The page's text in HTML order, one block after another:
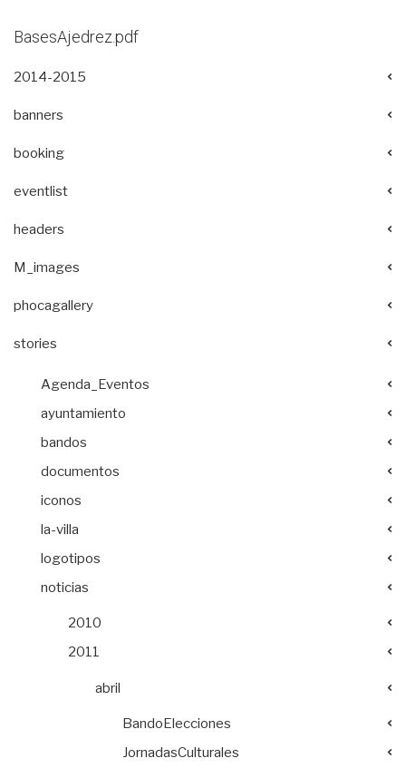
BasesAjedrez.pdf
2014-2015
banners
booking
eventlist
headers
M_images
phocagallery
stories
Agenda_Eventos
ayuntamiento
bandos
documentos
iconos
la-villa
logotipos
noticias
2010
2011
abril
BandoElecciones
JornadasCulturales